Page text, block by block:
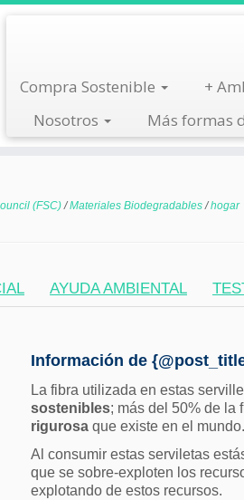
Compra Sostenible +
Nosotros
Más formas
(FSC)/Materiales Biodegradables/hogar
AYUDA AMBIENTAL
Información de
La fibra utilizada en estas
sostenibles; más del 50% de la
rigurosaque existe en el mundo.
Al consumir estas serviletas
que se sobre-exploten los
explotando de estos recursos.